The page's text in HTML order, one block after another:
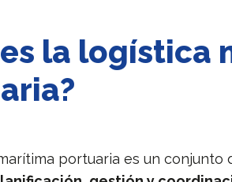
es la logística
portuaria es un conjunto